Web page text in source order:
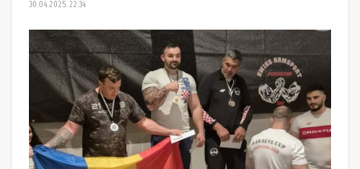
30.04.2025. 22:34